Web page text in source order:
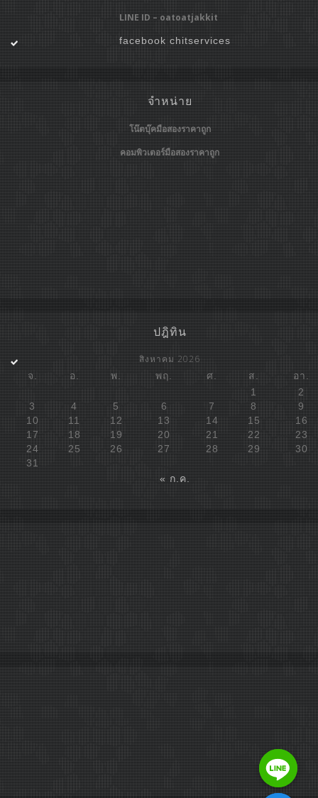
LINE ID – oatoatjakkit
facebook chitservices
จำหน่าย
โน๊ตบุ๊คมือสองราคาถูก
คอมพิวเตอร์มือสองราคาถูก
ปฎิทิน
สิงหาคม 2026
จ. อ. พ. พฤ. ศ. ส.
อา.
1
2
3
4 5 6 7 8
9
10
11 12 13 14 15
16
17
18 19 20 21 22
23
24
25 26 27 28 29
30
31
« ก.ค.